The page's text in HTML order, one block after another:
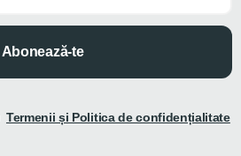
Abonează-te
Termenii și Politica de confidențialitate